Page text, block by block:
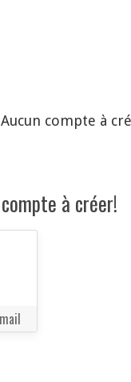
compte à
à créer!